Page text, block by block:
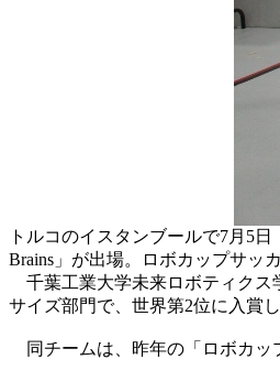
トルコのイスタンブールで7月5
Brains」が出場。ロボカップサッ
千葉工業大学未来ロボティクス
サイズ部門で、世界第2位に入賞し
同チームは、昨年の「ロボカッ